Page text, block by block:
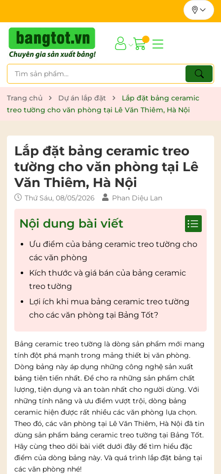
Trang chủ Dự án lắp đặt
Lắp đặt bảng ceramic
treo tường cho văn phòng tại Lê Văn Thiêm, Hà Nội
Lắp đặt bảng ceramic treo
tường cho văn phòng tại Lê
Văn Thiêm, Hà Nội
Thứ Sáu, 08/05/2026 Phan Diệu Lan
Nội dung bài viết
Ưu điểm của bảng ceramic treo tường cho
các văn phòng
Kích thước và giá bán của bảng ceramic
treo tường
Lợi ích khi mua bảng ceramic treo tường
cho các văn phòng tại Bảng Tốt?
Bảng ceramic treo tường là dòng sản phẩm mới mang
tính đột phá mạnh trong mảng thiết bị văn phòng.
Dòng bảng này áp dụng những công nghệ sản xuất
bảng tiên tiến nhất. Để cho ra những sản phẩm chất
lượng, tiện dụng và an toàn nhất cho người dùng. Với
những tính năng và ưu điểm vượt trội, dòng bảng
ceramic hiện được rất nhiều các văn phòng lựa chọn.
Theo đó, các văn phòng tại Lê Văn Thiêm, Hà Nội đã tin
dùng sản phẩm bảng ceramic treo tường tại Bảng Tốt.
Hãy cùng theo dõi bài viết dưới đây để tìm hiểu đặc
điểm của dòng bảng này. Và quá trình lắp đặt bảng tại
các văn phòng nhé!